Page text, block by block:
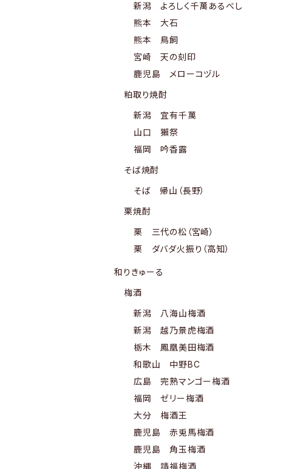
新潟 よろしく千萬あるべし
熊本 大石
熊本 鳥飼
宮崎 天の刻印
鹿児島 メローコヅル
粕取り焼酎
新潟 宜有千萬
山口 獺祭
福岡 吟香露
そば焼酎
そば 帰山（長野）
栗焼酎
栗 三代の松（宮崎）
栗 ダバダ火振り（高知）
和りきゅーる
梅酒
新潟 八海山梅酒
新潟 越乃景虎梅酒
栃木 鳳凰美田梅酒
和歌山 中野BC
広島 完熟マンゴー梅酒
福岡 ゼリー梅酒
大分 梅酒王
鹿児島 赤兎馬梅酒
鹿児島 角玉梅酒
沖縄 請福梅酒